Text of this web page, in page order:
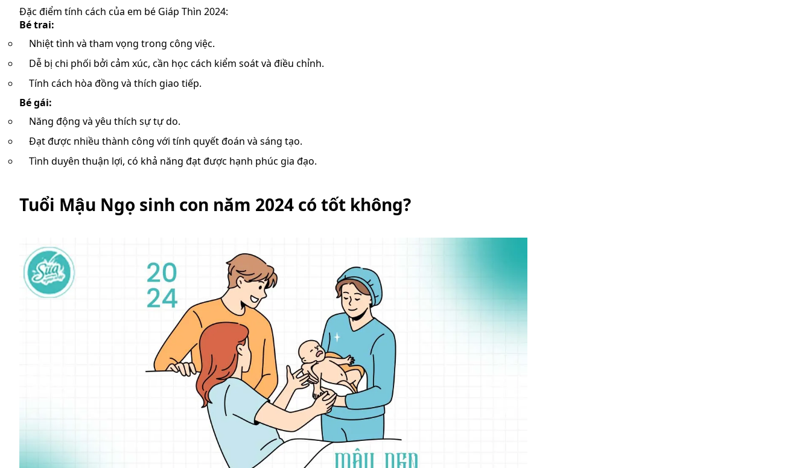
Đặc điểm tính cách của em bé Giáp Thìn 2024:
Bé trai:
Nhiệt tình và tham vọng trong công việc.
Dễ bị chi phối bởi cảm xúc, cần học cách kiểm soát và điều chỉnh.
Tính cách hòa đồng và thích giao tiếp.
Bé gái:
Năng động và yêu thích sự tự do.
Đạt được nhiều thành công với tính quyết đoán và sáng tạo.
Tình duyên thuận lợi, có khả năng đạt được hạnh phúc gia đạo.
Tuổi Mậu Ngọ sinh con năm 2024 có tốt không?